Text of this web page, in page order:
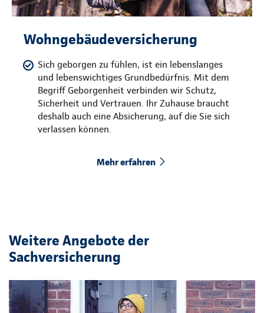
Wohngebäudeversicherung
Sich geborgen zu fühlen, ist ein lebenslanges
und lebenswichtiges Grundbedürfnis. Mit dem
Begriff Geborgenheit verbinden wir Schutz,
Sicherheit und Vertrauen. Ihr Zuhause braucht
deshalb auch eine Absicherung, auf die Sie sich
verlassen können.
Mehr erfahren
Weitere Angebote der
Sachversicherung